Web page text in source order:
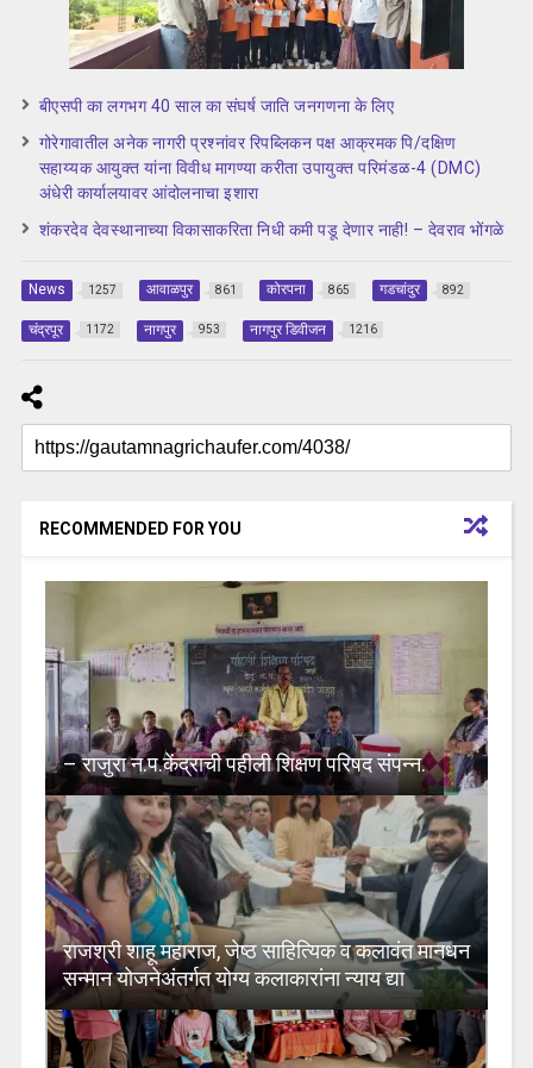
बीएसपी का लगभग 40 साल का संघर्ष जाति जनगणना के लिए
गोरेगावातील अनेक नागरी प्रश्नांवर रिपब्लिकन पक्ष आक्रमक पि/दक्षिण
सहाय्यक आयुक्त यांना विवीध मागण्या करीता उपायुक्त परिमंडळ-4 (DMC)
अंधेरी कार्यालयावर आंदोलनाचा इशारा
शंकरदेव देवस्थानाच्या विकासाकरिता निधी कमी पडू देणार नाही! – देवराव भोंगळे
News 1257 आवाळपुर 861 कोरपना 865 गडचांदुर 892
चंद्रपूर 1172 नागपुर 953 नागपुर डिवीजन 1216
RECOMMENDED FOR YOU
– राजुरा न.प.केंद्राची पहीली शिक्षण परिषद संपन्न.
राजश्री शाहू महाराज, जेष्ठ साहित्यिक व कलावंत मानधन
सन्मान योजनेअंतर्गत योग्य कलाकारांना न्याय द्या